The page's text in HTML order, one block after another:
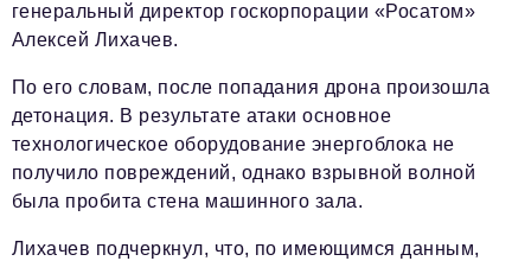
генеральный директор госкорпорации «Росатом»
Алексей Лихачев.
По его словам, после попадания дрона произошла
детонация. В результате атаки основное
технологическое оборудование энергоблока не
получило повреждений, однако взрывной волной
была пробита стена машинного зала.
Лихачев подчеркнул, что, по имеющимся данным,